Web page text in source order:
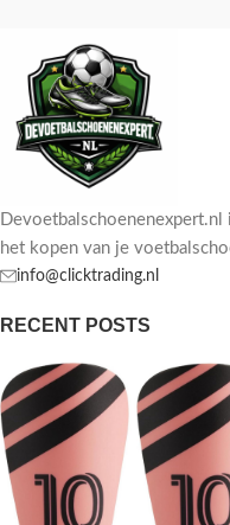
het kopen van je
info@clicktrading.nl
RECENT POSTS